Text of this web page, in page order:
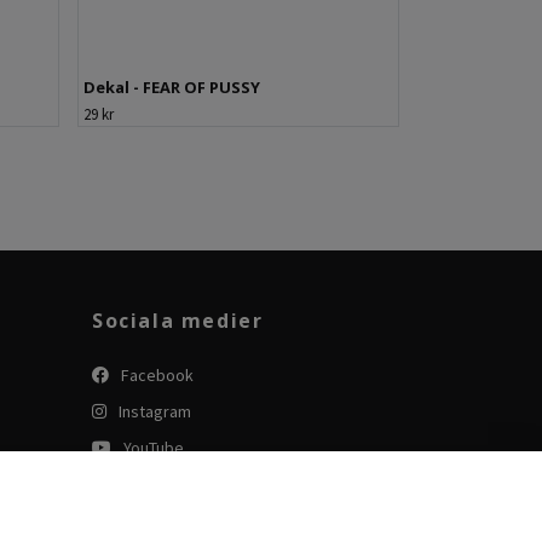
Dekal - FEAR OF PUSSY
29 kr
Sociala medier
Facebook
Instagram
YouTube